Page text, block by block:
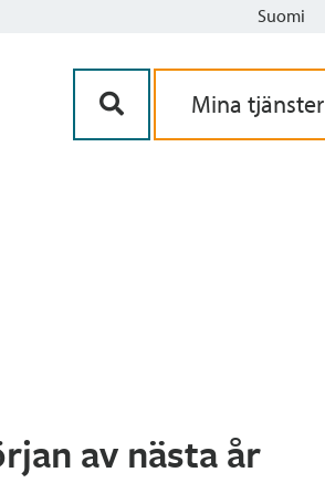
Suomi
Mina tjänster
av nästa år